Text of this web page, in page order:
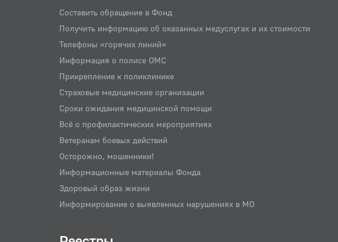
Составить обращение в Фонд
Получить информацию об оказанных медуслугах и их стоимости
Телефоны «горячих линий»
Информация о полисе ОМС
Прикрепление к поликлинике
Страховые медицинские организации
Сроки ожидания медицинской помощи
Всё о профилактических мероприятиях
Ветеранам боевых действий
Осторожно, мошенники!
Информационные материалы Фонда
Здоровый образ жизни
Информирование о выявленных нарушениях в МО